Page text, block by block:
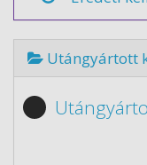
Utángyártott